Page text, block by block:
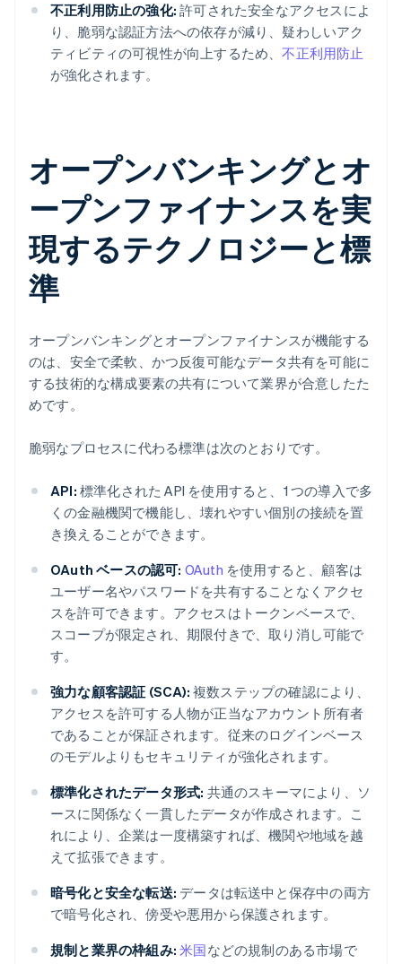
不正利用防止の強化: 許可された安全なアクセスによ
り、脆弱な認証方法への依存が減り、疑わしいアク
ティビティの可視性が向上するため、不正利用防止
が強化されます。
オープンバンキングとオ
ープンファイナンスを実
現するテクノロジーと標
準
オープンバンキングとオープンファイナンスが機能する
のは、安全で柔軟、かつ反復可能なデータ共有を可能に
する技術的な構成要素の共有について業界が合意したた
めです。
脆弱なプロセスに代わる標準は次のとおりです。
API: 標準化された API を使用すると、1 つの導入で多
くの金融機関で機能し、壊れやすい個別の接続を置
き換えることができます。
OAuth ベースの認可: OAuth を使用すると、顧客は
ユーザー名やパスワードを共有することなくアクセ
スを許可できます。アクセスはトークンベースで、
スコープが限定され、期限付きで、取り消し可能で
す。
強力な顧客認証 (SCA): 複数ステップの確認により、
アクセスを許可する人物が正当なアカウント所有者
であることが保証されます。従来のログインベース
のモデルよりもセキュリティが強化されます。
標準化されたデータ形式: 共通のスキーマにより、ソ
ースに関係なく一貫したデータが作成されます。こ
れにより、企業は一度構築すれば、機関や地域を越
えて拡張できます。
暗号化と安全な転送: データは転送中と保存中の両方
で暗号化され、傍受や悪用から保護されます。
規制と業界の枠組み: 米国などの規制のある市場で